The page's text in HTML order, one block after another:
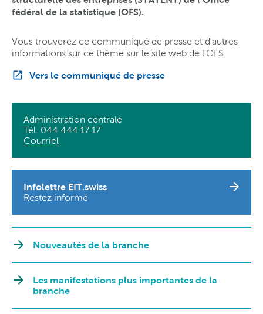
fédéral de la statistique (OFS).
Vous trouverez ce communiqué de presse et d'autres
informations sur ce thème sur le site web de l'OFS.
Vers le communiqué de presse
Administration centrale
Tél. 044 444 17 17
Courriel
Infolettre EIT.swiss
Restez informé
Nouveautés de la branche
Les manifestations plus importantes de la
branche